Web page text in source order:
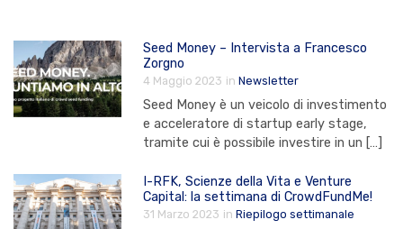
Seed Money – Intervista a Francesco
Zorgno
4 Maggio 2023 in Newsletter
Seed Money è un veicolo di investimento
e acceleratore di startup early stage,
tramite cui è possibile investire in un […]
I-RFK, Scienze della Vita e Venture
Capital: la settimana di CrowdFundMe!
31 Marzo 2023 in Riepilogo settimanale